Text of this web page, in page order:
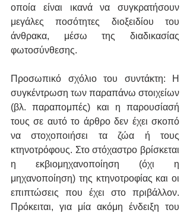
οποία είναι ικανά να συγκρατήσουν
μεγάλες ποσότητες διοξειδίου του
άνθρακα, μέσω της διαδικασίας
φωτοσύνθεσης.
Προσωπικό σχόλιο του συντάκτη: Η
συγκέντρωση των παραπάνω στοιχείων
(βλ. παραπομπές) και η παρουσίασή
τους σε αυτό το άρθρο δεν έχει σκοπό
να στοχοποιήσει τα ζώα ή τους
κτηνοτρόφους. Στο στόχαστρο βρίσκεται
η εκβιομηχανοποίηση (όχι η
μηχανοποίηση) της κτηνοτροφίας και οι
επιπτώσεις που έχει στο πριβάλλον.
Πρόκειται, για μία ακόμη ένδειξη του